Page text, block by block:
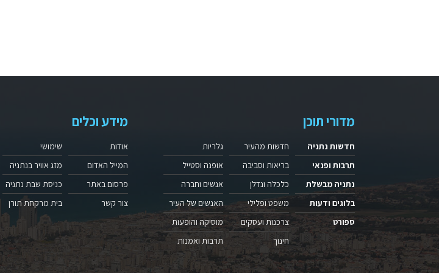
מדורי תוכן
חדשות נתניה
תרבות ופנאי
נתניה מבשלת
בלוגים ודעות
ספורט
חדשות מהעיר
בריאות וסביבה
כלכלה ונדלן
משפט ופלילי
צרכנות ועסקים
חינוך
גלריות
אופנה וסטייל
אנשים וחברה
האנשים של העיר
מוסיקה והופעות
תרבות ואמנות
מידע וכלים
אודות
המייל האדום
פרסום באתר
צור קשר
שימושי
מזג אוויר בנתניה
כניסת שבת נתניה
בית מרקחת תורן